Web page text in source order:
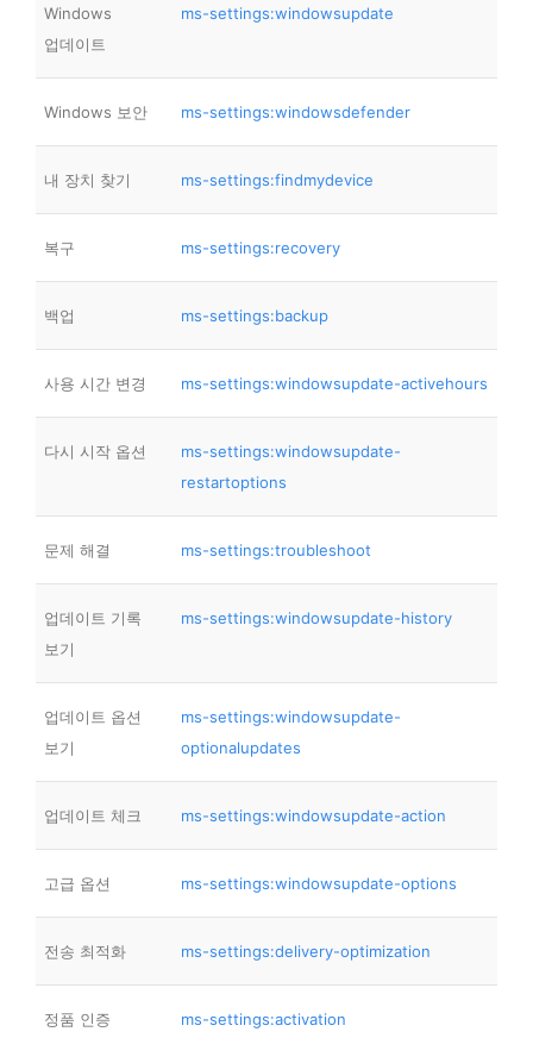
Windows
업데이트
ms-settings:windowsupdate
Windows 보안 ms-settings:windowsdefender
내 장치 찾기 ms-settings:findmydevice
복구 ms-settings:recovery
백업 ms-settings:backup
사용 시간 변경 ms-settings:windowsupdate-activehours
다시 시작 옵션
ms-settings:windowsupdate-
restartoptions
문제 해결 ms-settings:troubleshoot
업데이트 기록
보기
ms-settings:windowsupdate-history
업데이트 옵션
보기
ms-settings:windowsupdate-
optionalupdates
업데이트 체크 ms-settings:windowsupdate-action
고급 옵션 ms-settings:windowsupdate-options
전송 최적화 ms-settings:delivery-optimization
정품 인증 ms-settings:activation